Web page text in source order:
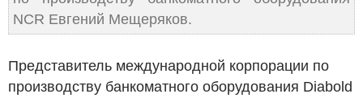
NCR Евгений Мещеряков.
Представитель международной корпорации по
производству банкоматного оборудования Diabold